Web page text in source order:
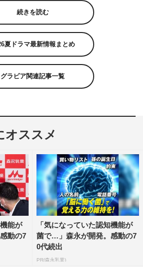
続きを読む
夏ドラマ最新情報まとめ
グラビア関連記事一覧
オススメ
能が
動の7
「気になっていた認知機能が
菌で…」森永が開発。感動の7
0代続出
PR(森永乳業)